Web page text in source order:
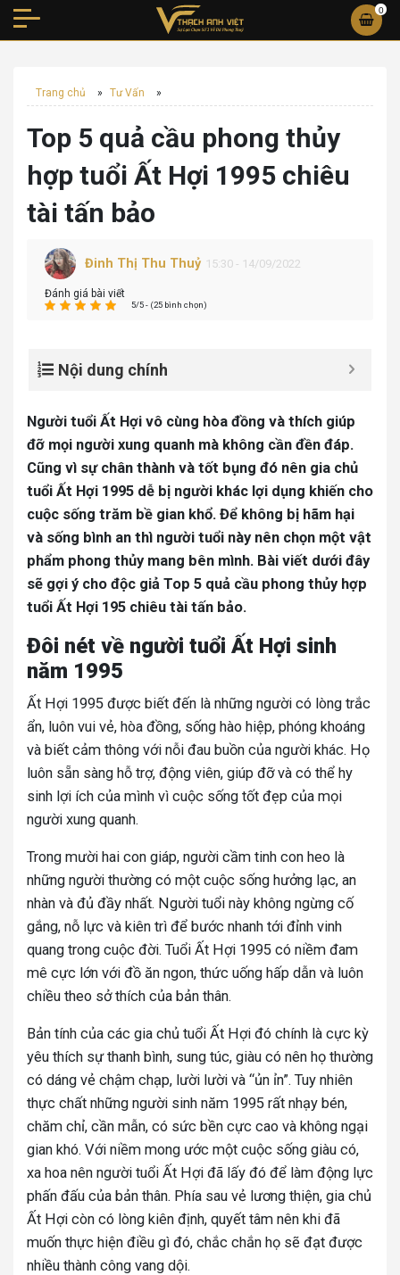
0
Trang chủ » Tư Vấn »
Top 5 quả cầu phong thủy
hợp tuổi Ất Hợi 1995 chiêu
tài tấn bảo
Đinh Thị Thu Thuỷ 15:30 - 14/09/2022
Đánh giá bài viết
5/5 - (25 bình chọn)
Nội dung chính
Người tuổi Ất Hợi vô cùng hòa đồng và thích giúp
đỡ mọi người xung quanh mà không cần đền đáp.
Cũng vì sự chân thành và tốt bụng đó nên gia chủ
tuổi Ất Hợi 1995 dễ bị người khác lợi dụng khiến cho
cuộc sống trăm bề gian khổ. Để không bị hãm hại
và sống bình an thì người tuổi này nên chọn một vật
phẩm phong thủy mang bên mình. Bài viết dưới đây
sẽ gợi ý cho độc giả Top 5 quả cầu phong thủy hợp
tuổi Ất Hợi 195 chiêu tài tấn bảo.
Đôi nét về người tuổi Ất Hợi sinh
năm 1995
Ất Hợi 1995 được biết đến là những người có lòng trắc
ẩn, luôn vui vẻ, hòa đồng, sống hào hiệp, phóng khoáng
và biết cảm thông với nỗi đau buồn của người khác. Họ
luôn sẵn sàng hỗ trợ, động viên, giúp đỡ và có thể hy
sinh lợi ích của mình vì cuộc sống tốt đẹp của mọi
người xung quanh.
Trong mười hai con giáp, người cầm tinh con heo là
những người thường có một cuộc sống hưởng lạc, an
nhàn và đủ đầy nhất. Người tuổi này không ngừng cố
gắng, nỗ lực và kiên trì để bước nhanh tới đỉnh vinh
quang trong cuộc đời. Tuổi Ất Hợi 1995 có niềm đam
mê cực lớn với đồ ăn ngon, thức uống hấp dẫn và luôn
chiều theo sở thích của bản thân.
Bản tính của các gia chủ tuổi Ất Hợi đó chính là cực kỳ
yêu thích sự thanh bình, sung túc, giàu có nên họ thường
có dáng vẻ chậm chạp, lười lười và “ủn ỉn”. Tuy nhiên
thực chất những người sinh năm 1995 rất nhạy bén,
chăm chỉ, cần mẫn, có sức bền cực cao và không ngại
gian khó. Với niềm mong ước một cuộc sống giàu có,
xa hoa nên người tuổi Ất Hợi đã lấy đó để làm động lực
phấn đấu của bản thân. Phía sau vẻ lương thiện, gia chủ
Ất Hợi còn có lòng kiên định, quyết tâm nên khi đã
muốn thực hiện điều gì đó, chắc chắn họ sẽ đạt được
nhiều thành công vang dội.